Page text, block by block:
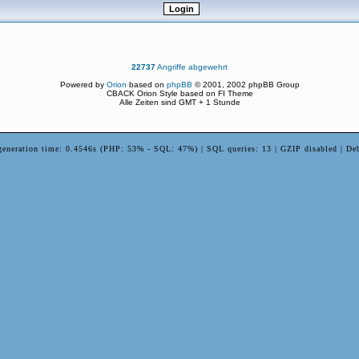
22737Angriffe abgewehrt
Powered by Orion based on phpBB © 2001, 2002 phpBB Group
CBACK Orion Style based on FI Theme
Alle Zeiten sind GMT + 1 Stunde
time: 0.4546s (PHP: 53% - SQL: 47%) | SQL queries: 13 | GZIP disabled |